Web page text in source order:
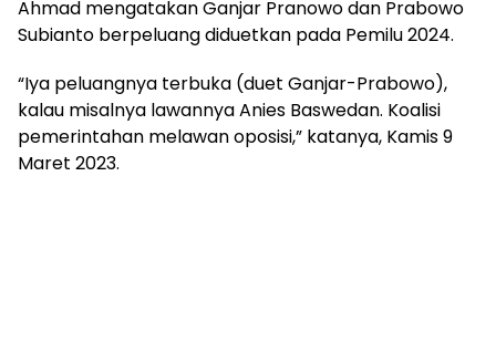
Ahmad mengatakan Ganjar Pranowo dan Prabowo
Subianto berpeluang diduetkan pada Pemilu 2024.
“Iya peluangnya terbuka (duet Ganjar-Prabowo),
kalau misalnya lawannya Anies Baswedan. Koalisi
pemerintahan melawan oposisi,” katanya, Kamis 9
Maret 2023.